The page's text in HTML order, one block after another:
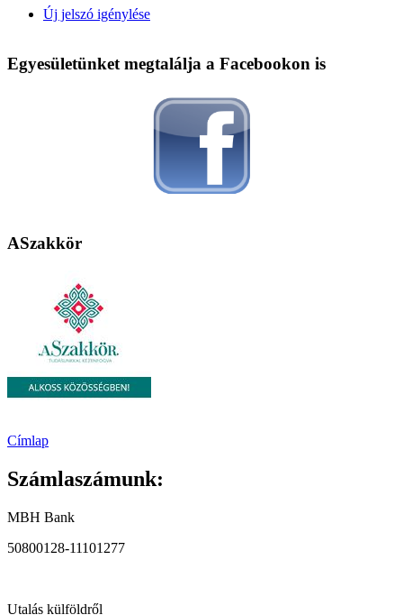
Új jelszó igénylése
Egyesületünket megtalálja a Facebookon is
ASzakkör
Címlap
Számlaszámunk:
MBH Bank
50800128-11101277
Utalás külföldről